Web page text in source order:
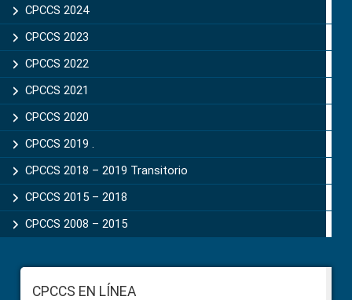
CPCCS 2024
CPCCS 2023
CPCCS 2022
CPCCS 2021
CPCCS 2020
CPCCS 2019 .
CPCCS 2018 – 2019 Transitorio
CPCCS 2015 – 2018
CPCCS 2008 – 2015
FooterCPCCS EN LÍNEA